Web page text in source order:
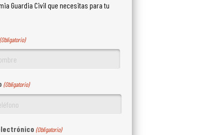
Guardia Civil que necesitas para tu
(Obligatorio)
(Obligatorio)
(Obligatorio)